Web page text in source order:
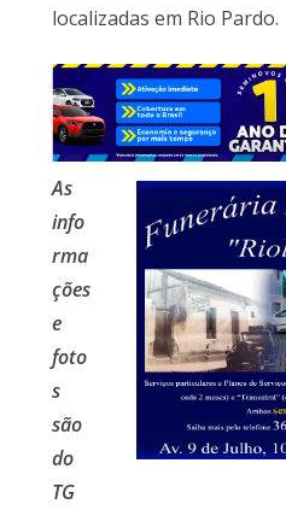
localizadas em Rio Pardo.
As
info
rma
ções
e
foto
s
são
do
TG